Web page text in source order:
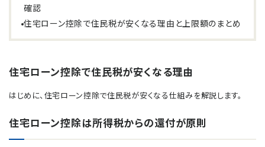
確認
住宅ローン控除で住民税が安くなる理由と上限額のまとめ
住宅ローン控除で住民税が安くなる理由
はじめに、住宅ローン控除で住民税が安くなる仕組みを解説します。
住宅ローン控除は所得税からの還付が原則